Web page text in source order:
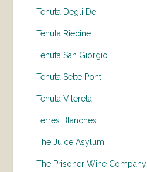
Tenuta Degli Dei
Tenuta Riecine
Tenuta San Giorgio
Tenuta Sette Ponti
Tenuta Vitereta
Terres Blanches
The Juice Asylum
The Prisoner Wine Company